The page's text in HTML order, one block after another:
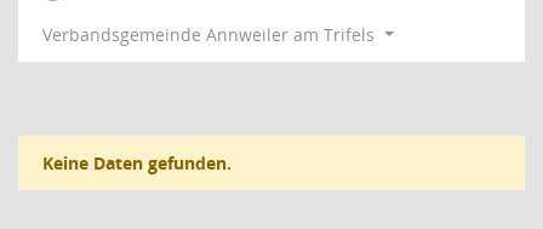
Verbandsgemeinde Annweiler am Trifels
Keine Daten gefunden.